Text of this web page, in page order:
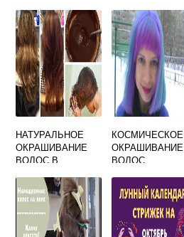
НАТУРАЛЬНОЕ
ОКРАШИВАНИЕ
ВОЛОС В
КОСМИЧЕСКОЕ
ОКРАШИВАНИЕ
ВОЛОС